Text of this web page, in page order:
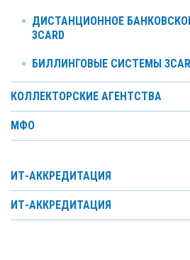
ДИСТАНЦИОННОЕ
3CARD
БИЛЛИНГОВЫЕ СИСТЕМЫ
КОЛЛЕКТОРСКИЕ АГЕНТСТВА
МФО
ИТ-АККРЕДИТАЦИЯ
ИТ-АККРЕДИТАЦИЯ